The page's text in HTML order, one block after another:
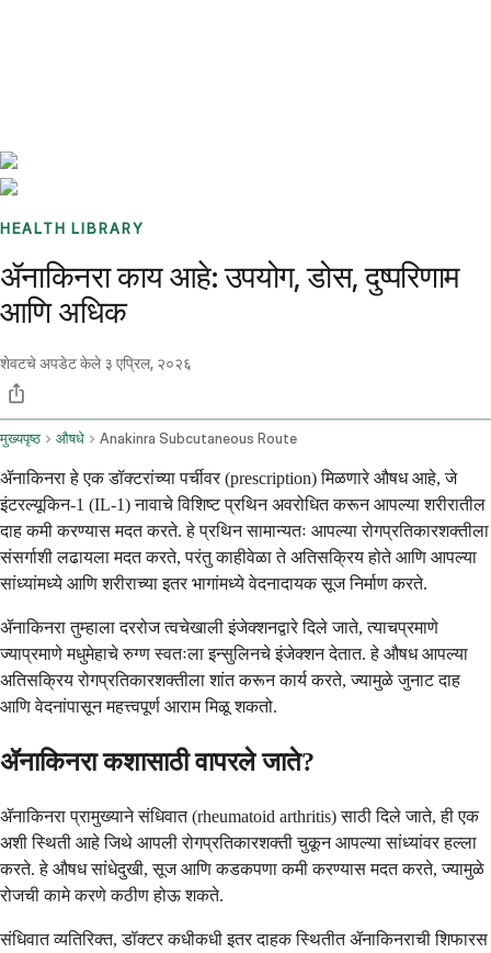
HEALTH LIBRARY
ॲनाकिनरा काय आहे: उपयोग, डोस, दुष्परिणाम
आणि अधिक
शेवटचे अपडेट केले ३ एप्रिल, २०२६
मुख्यपृष्ठ औषधे Anakinra Subcutaneous Route
ॲनाकिनरा हे एक डॉक्टरांच्या पर्चीवर (prescription) मिळणारे औषध आहे, जे
इंटरल्यूकिन-1 (IL-1) नावाचे विशिष्ट प्रथिन अवरोधित करून आपल्या शरीरातील
दाह कमी करण्यास मदत करते. हे प्रथिन सामान्यतः आपल्या रोगप्रतिकारशक्तीला
संसर्गाशी लढायला मदत करते, परंतु काहीवेळा ते अतिसक्रिय होते आणि आपल्या
सांध्यांमध्ये आणि शरीराच्या इतर भागांमध्ये वेदनादायक सूज निर्माण करते.
ॲनाकिनरा तुम्हाला दररोज त्वचेखाली इंजेक्शनद्वारे दिले जाते, त्याचप्रमाणे
ज्याप्रमाणे मधुमेहाचे रुग्ण स्वतःला इन्सुलिनचे इंजेक्शन देतात. हे औषध आपल्या
अतिसक्रिय रोगप्रतिकारशक्तीला शांत करून कार्य करते, ज्यामुळे जुनाट दाह
आणि वेदनांपासून महत्त्वपूर्ण आराम मिळू शकतो.
ॲनाकिनरा कशासाठी वापरले जाते?
ॲनाकिनरा प्रामुख्याने संधिवात (rheumatoid arthritis) साठी दिले जाते, ही एक
अशी स्थिती आहे जिथे आपली रोगप्रतिकारशक्ती चुकून आपल्या सांध्यांवर हल्ला
करते. हे औषध सांधेदुखी, सूज आणि कडकपणा कमी करण्यास मदत करते, ज्यामुळे
रोजची कामे करणे कठीण होऊ शकते.
संधिवात व्यतिरिक्त, डॉक्टर कधीकधी इतर दाहक स्थितीत ॲनाकिनराची शिफारस